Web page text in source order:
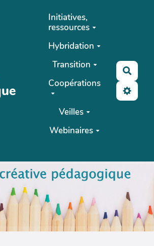
Initiatives,
ressources
Hybridation
Transition
Coopérations
Veilles
Webinaires